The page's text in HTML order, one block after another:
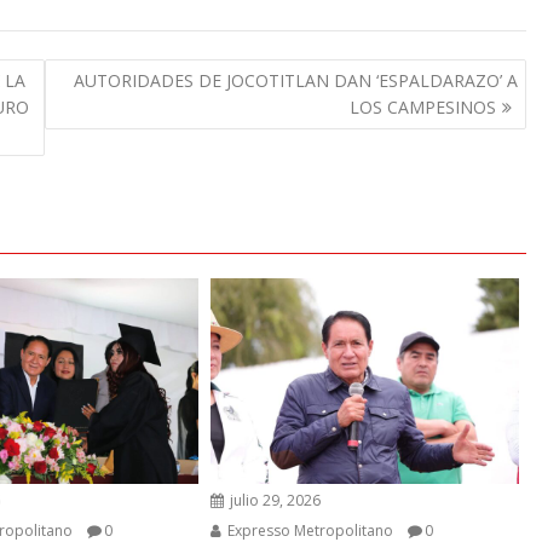
LA
AUTORIDADES DE JOCOTITLAN DAN ‘ESPALDARAZO’ A
LOS CAMPESINOS
0
julio 29, 2026
Expresso Metropolitano
0